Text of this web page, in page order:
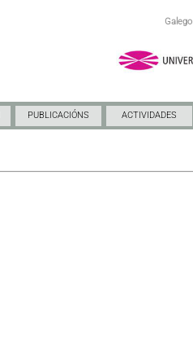
Galego
PUBLICACIÓNS ACTIVIDADES